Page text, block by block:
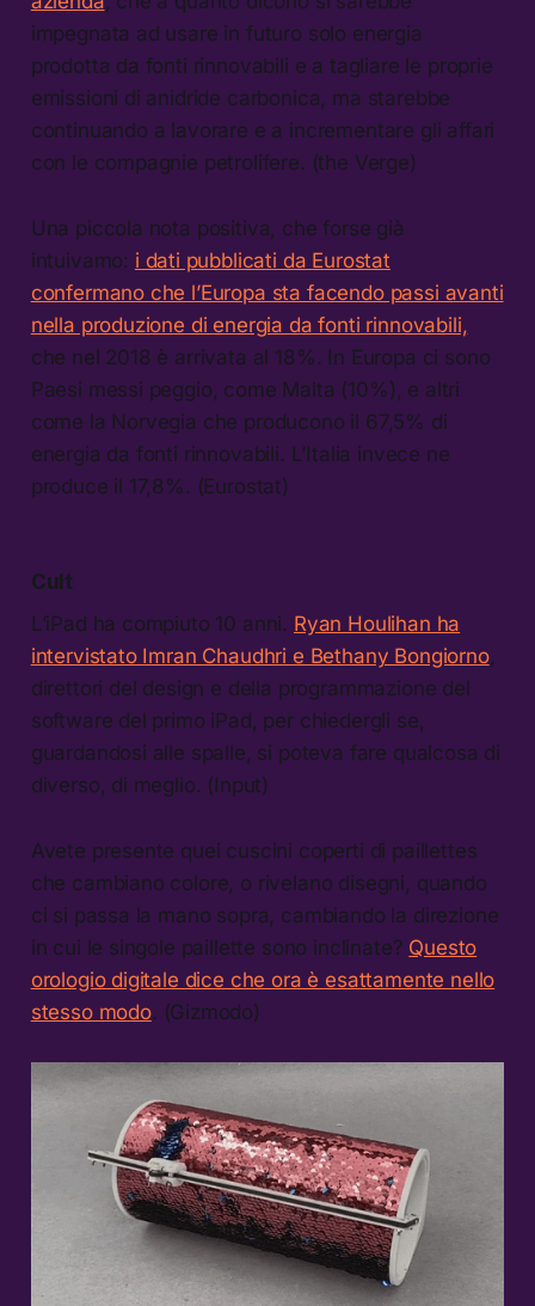
impegnata ad usare in futuro solo energia
prodotta da fonti rinnovabili e a tagliare le proprie
emissioni di anidride carbonica, ma starebbe
continuando a lavorare e a incrementare gli affari
con le compagnie petrolifere. (the Verge)
Una piccola nota positiva, che forse già
intuivamo: i dati pubblicati da Eurostat
confermano che l’Europa sta facendo passi avanti
nella produzione di energia da fonti rinnovabili,
che nel 2018 è arrivata al 18%. In Europa ci sono
Paesi messi peggio, come Malta (10%), e altri
come la Norvegia che producono il 67,5% di
energia da fonti rinnovabili. L’Italia invece ne
produce il 17,8%. (Eurostat)
Cult
L’iPad ha compiuto 10 anni. Ryan Houlihan ha
intervistato Imran Chaudhri e Bethany Bongiorno,
direttori del design e della programmazione del
software del primo iPad, per chiedergli se,
guardandosi alle spalle, si poteva fare qualcosa di
diverso, di meglio. (Input)
Avete presente quei cuscini coperti di paillettes
che cambiano colore, o rivelano disegni, quando
ci si passa la mano sopra, cambiando la direzione
in cui le singole paillette sono inclinate? Questo
orologio digitale dice che ora è esattamente nello
stesso modo. (Gizmodo)